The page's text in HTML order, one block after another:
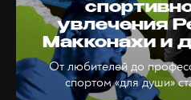
увлечения
Макконахи и
От любителей до
спортом «для души»